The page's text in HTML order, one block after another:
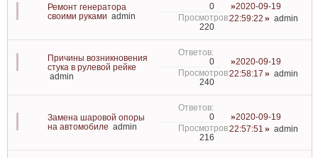
Ремонт генератора
своими руками admin
0
220
2020-09-19
22:59:22
admin
Причины возникновения
стука в рулевой рейке
admin
0
240
2020-09-19
22:58:17
admin
Замена шаровой опоры
на автомобиле admin
0
216
2020-09-19
22:57:51
admin